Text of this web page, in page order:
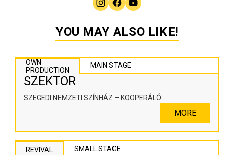
YOU MAY ALSO LIKE!
OWN
PRODUCTION
MAIN STAGE
SZEKTOR
SZEGEDI NEMZETI SZÍNHÁZ – KOOPERÁLÓ
MORE
REVIVAL SMALL STAGE